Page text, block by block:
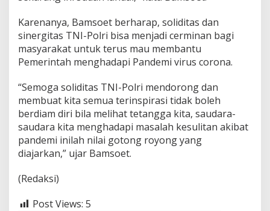
Karenanya, Bamsoet berharap, soliditas dan
sinergitas TNI-Polri bisa menjadi cerminan bagi
masyarakat untuk terus mau membantu
Pemerintah menghadapi Pandemi virus corona.
“Semoga soliditas TNI-Polri mendorong dan
membuat kita semua terinspirasi tidak boleh
berdiam diri bila melihat tetangga kita, saudara-
saudara kita menghadapi masalah kesulitan akibat
pandemi inilah nilai gotong royong yang
diajarkan,” ujar Bamsoet.
(Redaksi)
Post Views: 5